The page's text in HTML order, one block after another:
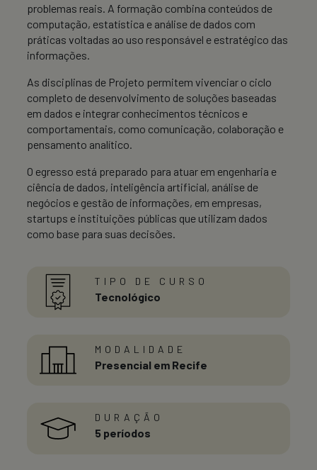
problemas reais. A formação combina conteúdos de
computação, estatística e análise de dados com
práticas voltadas ao uso responsável e estratégico das
informações.
As disciplinas de Projeto permitem vivenciar o ciclo
completo de desenvolvimento de soluções baseadas
em dados e integrar conhecimentos técnicos e
comportamentais, como comunicação, colaboração e
pensamento analítico.
O egresso está preparado para atuar em engenharia e
ciência de dados, inteligência artificial, análise de
negócios e gestão de informações, em empresas,
startups e instituições públicas que utilizam dados
como base para suas decisões.
TIPO DE CURSO
Tecnológico
MODALIDADE
Presencial em Recife
DURAÇÃO
5 períodos